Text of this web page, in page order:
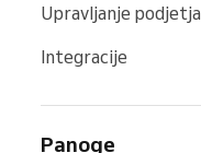
Upravljanje podjetja
Integracije
Panoge